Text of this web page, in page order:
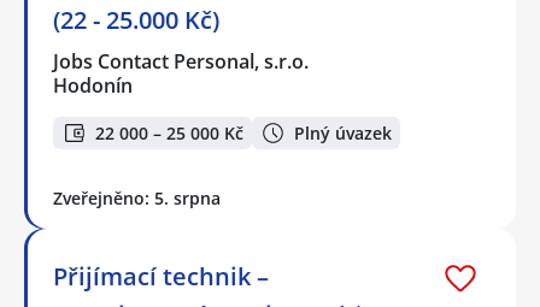
(22 - 25.000 Kč)
Jobs Contact Personal, s.r.o.
Hodonín
22 000 – 25 000 Kč Plný úvazek
Zveřejněno: 5. srpna
Přijímací technik –